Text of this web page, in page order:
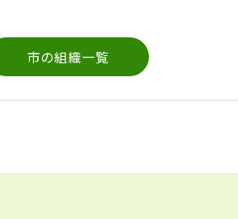
市の組織一覧